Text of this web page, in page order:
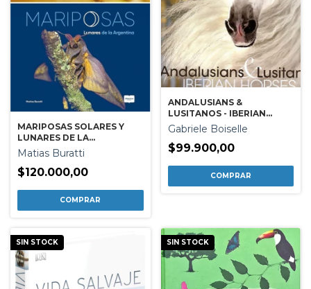
MARIPOSAS SOLARES Y
LUNARES DE LA
ARGENTINA
Matias Buratti
$120.000,00
ANDALUSIANS &
LUSITANOS - IBERIAN
HORSES
Gabriele Boiselle
$99.900,00
SIN STOCK SIN STOCK